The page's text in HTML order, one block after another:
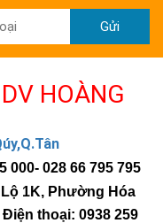
Gửi
HOÀNG
000- 028 66 795 795
1K, Phường Hóa
thoại: 0938 259